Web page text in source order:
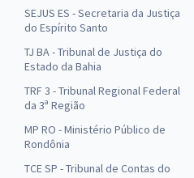
SEJUS ES - Secretaria da Justiça
do Espírito Santo
TJ BA - Tribunal de Justiça do
Estado da Bahia
TRF 3 - Tribunal Regional Federal
da 3ª Região
MP RO - Ministério Público de
Rondônia
TCE SP - Tribunal de Contas do